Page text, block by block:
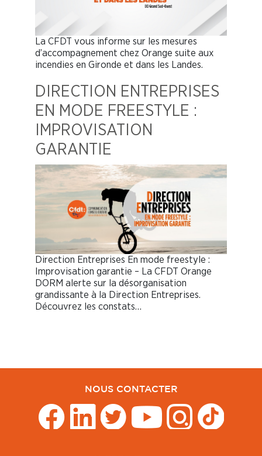
La CFDT vous informe sur les mesures
d’accompagnement chez Orange suite aux
incendies en Gironde et dans les Landes.
DIRECTION ENTREPRISES
EN MODE FREESTYLE :
IMPROVISATION
GARANTIE
Direction Entreprises En mode freestyle :
Improvisation garantie – La CFDT Orange
DORM alerte sur la désorganisation
grandissante à la Direction Entreprises.
Découvrez les constats…
NOUS CONTACTER